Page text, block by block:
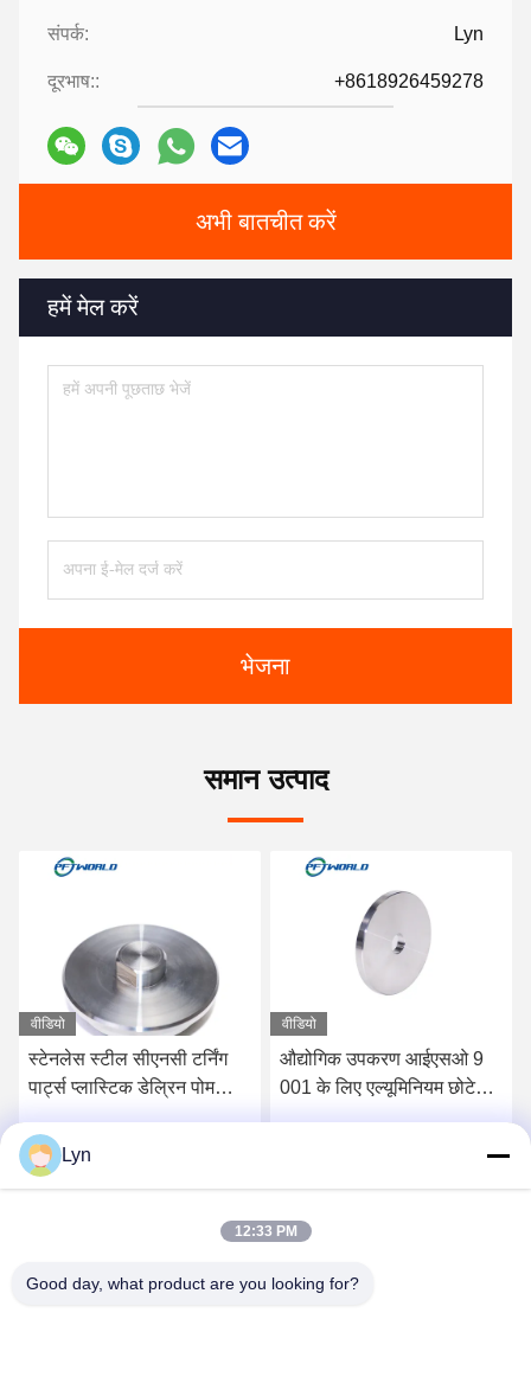
संपर्क: Lyn
दूरभाष:: +8618926459278
अभी बातचीत करें
हमें मेल करें
भेजना
समान उत्पाद
वीडियो
स्टेनलेस स्टील सीएनसी टर्निंग
पार्ट्स प्लास्टिक डेल्रिन पोम
वीडियो
औद्योगिक उपकरण आईएसओ 9
001 के लिए एल्यूमिनियम छोटे
Lyn
12:33 PM
Good day, what product are you looking for?